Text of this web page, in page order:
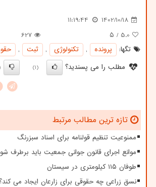
1402/10/18
11:19:44
5.0 / ۵
627
تگها:
پرونده , تكنولوژی , ثبت ,
مطلب را می پسندید؟
(1)
تازه ترین مطالب مرتبط
ممنوعیت تنظیم قولنامه برای اسناد سبزرنگ
موانع اجرای قانون جوانی جمعیت باید برطرف
طوفان ۱۱۵ کیلومتری در سیستان
نسق زراعی چه حقوقی برای زارعان ایجاد می